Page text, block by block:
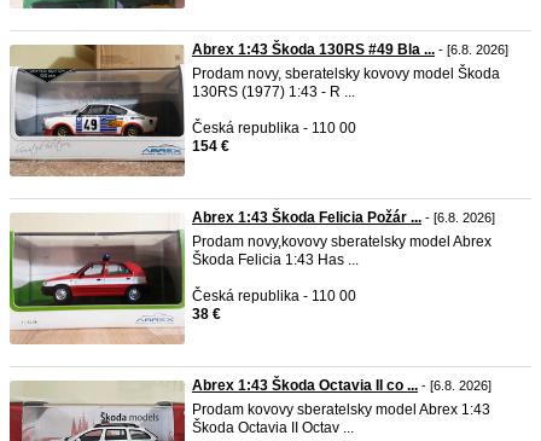
Abrex 1:43 Škoda 130RS #49 Bla ... - [6.8. 2026]
Prodam novy, sberatelsky kovovy model Škoda
130RS (1977) 1:43 - R ...
Česká republika - 110 00
154 €
Abrex 1:43 Škoda Felicia Požár ... - [6.8. 2026]
Prodam novy,kovovy sberatelsky model Abrex
Škoda Felicia 1:43 Has ...
Česká republika - 110 00
38 €
Abrex 1:43 Škoda Octavia II co ... - [6.8. 2026]
Prodam kovovy sberatelsky model Abrex 1:43
Škoda Octavia II Octav ...